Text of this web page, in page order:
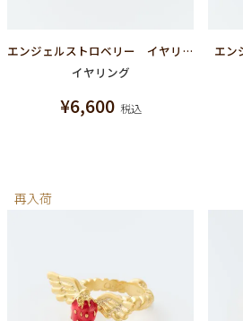
エンジェルストロベリー イヤリング
イヤリング
¥6,600 税込
エン
再入荷